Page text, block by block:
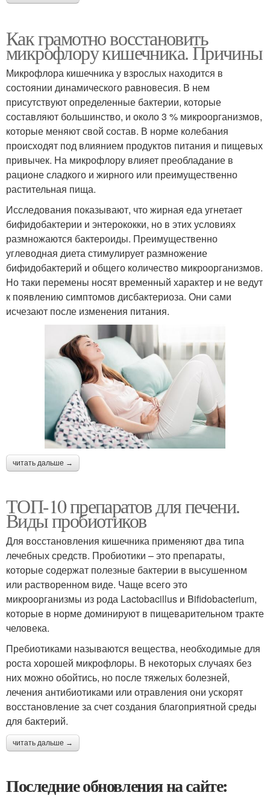
Как грамотно восстановить
микрофлору кишечника. Причины
Микрофлора кишечника у взрослых находится в
состоянии динамического равновесия. В нем
присутствуют определенные бактерии, которые
составляют большинство, и около 3 % микроорганизмов,
которые меняют свой состав. В норме колебания
происходят под влиянием продуктов питания и пищевых
привычек. На микрофлору влияет преобладание в
рационе сладкого и жирного или преимущественно
растительная пища.
Исследования показывают, что жирная еда угнетает
бифидобактерии и энтерококки, но в этих условиях
размножаются бактероиды. Преимущественно
углеводная диета стимулирует размножение
бифидобактерий и общего количество микроорганизмов.
Но таки перемены носят временный характер и не ведут
к появлению симптомов дисбактериоза. Они сами
исчезают после изменения питания.
читать дальше →
ТОП-10 препаратов для печени.
Виды пробиотиков
Для восстановления кишечника применяют два типа
лечебных средств. Пробиотики – это препараты,
которые содержат полезные бактерии в высушенном
или растворенном виде. Чаще всего это
микроорганизмы из рода Lactobacillus и Bifidobacterium,
которые в норме доминируют в пищеварительном тракте
человека.
Пребиотиками называются вещества, необходимые для
роста хорошей микрофлоры. В некоторых случаях без
них можно обойтись, но после тяжелых болезней,
лечения антибиотиками или отравления они ускорят
восстановление за счет создания благоприятной среды
для бактерий.
читать дальше →
Последние обновления на сайте: